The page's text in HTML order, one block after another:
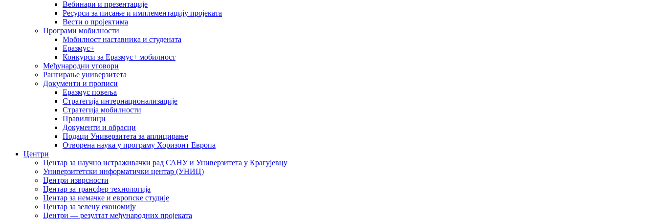
Вебинари и презентације
Ресурси за писање и имплементацију пројеката
Вести о пројектима
Програми мобилности
Мобилност наставника и студената
Еразмус+
Конкурси за Еразмус+ мобилност
Међународни уговори
Рангирање универзитета
Документи и прописи
Еразмус повеља
Стратегија интернационализације
Стратегија мобилности
Правилници
Документи и обрасци
Подаци Универзитета за аплицирање
Отворена наука у програму Хоризонт Европа
Центри
Центар за научно истраживачки рад САНУ и Универзитета у Крагујевцу
Универзитетски информатички центар (УНИЦ)
Центри изврсности
Центар за трансфер технологија
Центар за немачке и европске студије
Центар за зелену економију
Центри — резултат међународних пројеката